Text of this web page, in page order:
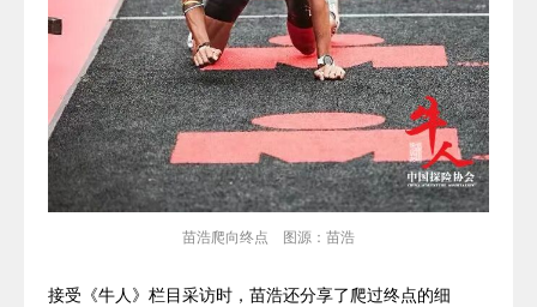
苗浩爬向终点 图源：苗浩
接受《牛人》栏目采访时，苗浩还分享了爬过终点的细